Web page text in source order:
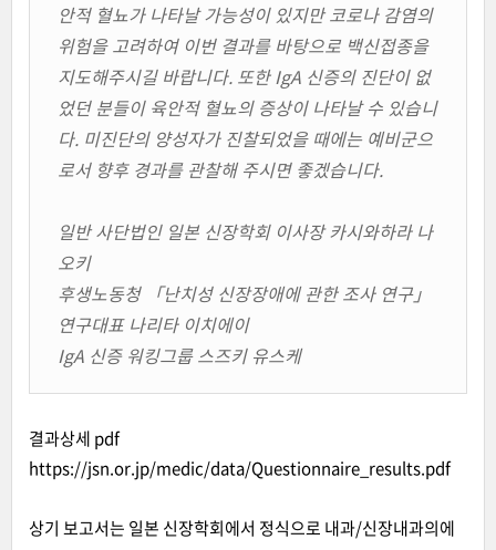
안적 혈뇨가 나타날 가능성이 있지만 코로나 감염의
위험을 고려하여 이번 결과를 바탕으로 백신접종을
지도해주시길 바랍니다. 또한 IgA 신증의 진단이 없
었던 분들이 육안적 혈뇨의 증상이 나타날 수 있습니
다. 미진단의 양성자가 진찰되었을 때에는 예비군으
로서 향후 경과를 관찰해 주시면 좋겠습니다.
일반 사단법인 일본 신장학회 이사장 카시와하라 나
오키
후생노동청 「난치성 신장장애에 관한 조사 연구」
연구대표 나리타 이치에이
IgA 신증 워킹그룹 스즈키 유스케
결과상세 pdf
https://jsn.or.jp/medic/data/Questionnaire_results.pdf
상기 보고서는 일본 신장학회에서 정식으로 내과/신장내과의에